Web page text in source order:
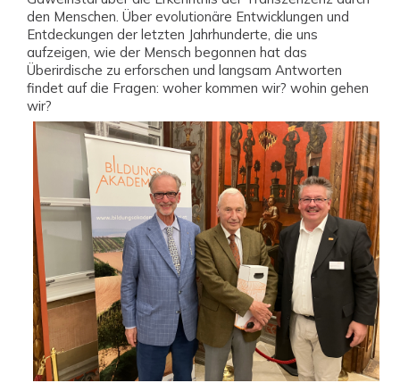
den Menschen. Über evolutionäre Entwicklungen und
Entdeckungen der letzten Jahrhunderte, die uns
aufzeigen, wie der Mensch begonnen hat das
Überirdische zu erforschen und langsam Antworten
findet auf die Fragen: woher kommen wir? wohin gehen
wir?